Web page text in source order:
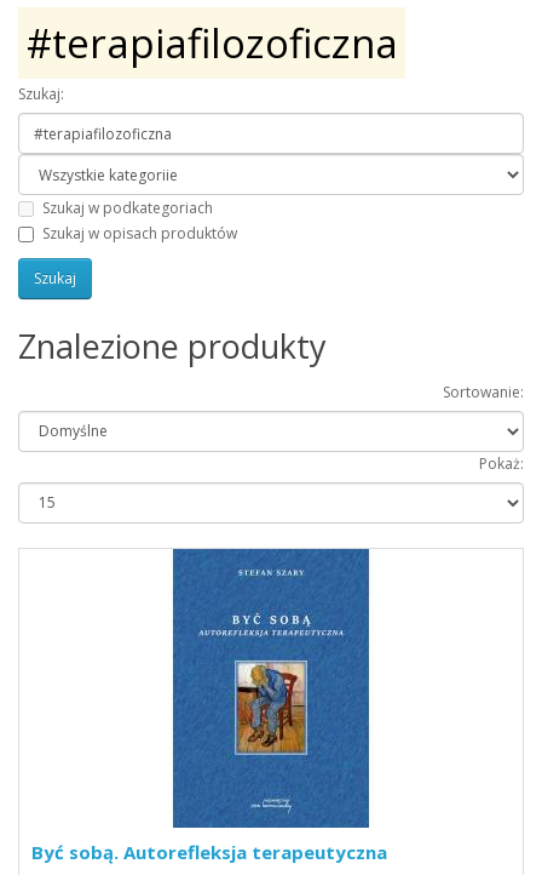
#terapiafilozoficzna
Szukaj:
Szukaj w podkategoriach
Szukaj w opisach produktów
Znalezione produkty
Sortowanie:
Pokaż:
Być sobą. Autorefleksja terapeutyczna